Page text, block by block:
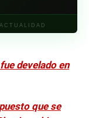
develado en
que se